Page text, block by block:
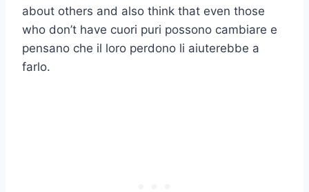
about others and also think that even those
who don’t have cuori puri possono cambiare e
pensano che il loro perdono li aiuterebbe a
farlo.